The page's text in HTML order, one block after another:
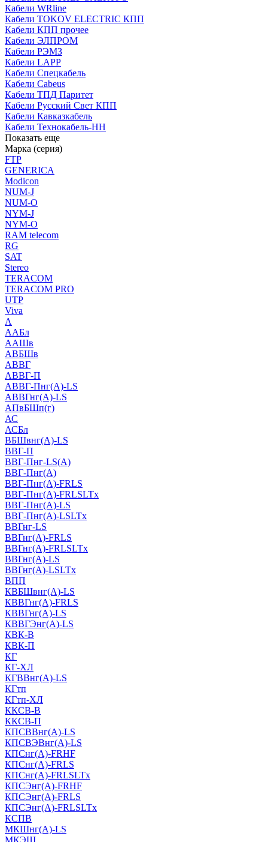
Кабели WRline
Кабели TOKOV ELECTRIC КПП
Кабели КПП прочее
Кабели ЭЛПРОМ
Кабели РЭМЗ
Кабели LAPP
Кабели Спецкабель
Кабели Cabeus
Кабели ТПД Паритет
Кабели Русский Свет КПП
Кабели Кавказкабель
Кабели Технокабель-НН
Показать еще
Марка (серия)
FTP
GENERICA
Modicon
NUM-J
NUM-O
NYM-J
NYM-O
RAM telecom
RG
SAT
Stereo
TERACOM
TERACOM PRO
UTP
Viva
А
ААБл
ААШв
АВБШв
АВВГ
АВВГ-П
АВВГ-Пнг(А)-LS
АВВГнг(А)-LS
АПвБШп(г)
АС
АСБл
ВБШвнг(А)-LS
ВВГ-П
ВВГ-Пнг-LS(А)
ВВГ-Пнг(А)
ВВГ-Пнг(А)-FRLS
ВВГ-Пнг(А)-FRLSLTx
ВВГ-Пнг(А)-LS
ВВГ-Пнг(А)-LSLTx
ВВГнг-LS
ВВГнг(А)-FRLS
ВВГнг(А)-FRLSLTx
ВВГнг(А)-LS
ВВГнг(А)-LSLTx
ВПП
КВБШвнг(А)-LS
КВВГнг(А)-FRLS
КВВГнг(А)-LS
КВВГЭнг(А)-LS
КВК-В
КВК-П
КГ
КГ-ХЛ
КГВВнг(А)-LS
КГтп
КГтп-ХЛ
ККСВ-В
ККСВ-П
КПСВВнг(А)-LS
КПСВЭВнг(А)-LS
КПСнг(А)-FRHF
КПСнг(А)-FRLS
КПСнг(А)-FRLSLTx
КПСЭнг(А)-FRHF
КПСЭнг(А)-FRLS
КПСЭнг(А)-FRLSLTx
КСПВ
МКШнг(А)-LS
МКЭШ